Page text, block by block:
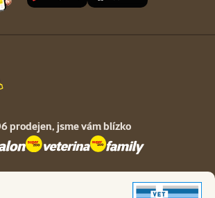
prodejen, jsme vám blízko